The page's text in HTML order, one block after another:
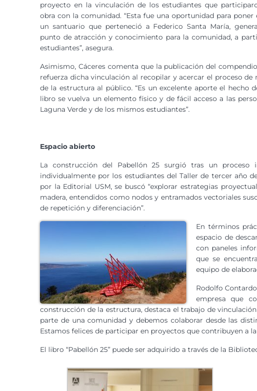
proyecto en la vinculación de los estudiantes que
obra con la comunidad. “Esta fue una oportunidad para poner
un santuario que perteneció a Federico Santa María,
punto de atracción y conocimiento para la comunidad, a
estudiantes”, asegura.
Asimismo, Cáceres comenta que la publicación del
refuerza dicha vinculación al recopilar y acercar el proceso de
de la estructura al público. “Es un excelente aporte el hecho
libro se vuelva un elemento físico y de fácil acceso a las
Laguna Verde y de los mismos estudiantes”.
Espacio abierto
La construcción del Pabellón 25 surgió tras un proceso
individualmente por los estudiantes del Taller de tercer año
por la Editorial USM, se buscó “explorar estrategias
madera, entendidos como nodos y entramados vectoriales
de repetición y diferenciación”.
En términos
espacio de
con paneles
que se
equipo de
Rodolfo
empresa que
construcción de la estructura, destaca el trabajo de
parte de una comunidad y debemos colaborar desde las
Estamos felices de participar en proyectos que contribuyen a
El libro “Pabellón 25” puede ser adquirido a través de la